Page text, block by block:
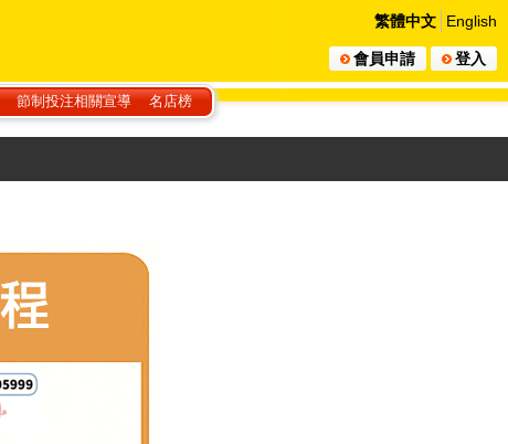
繁體中文 English
會員申請 登入
節制投注相關宣導 名店榜